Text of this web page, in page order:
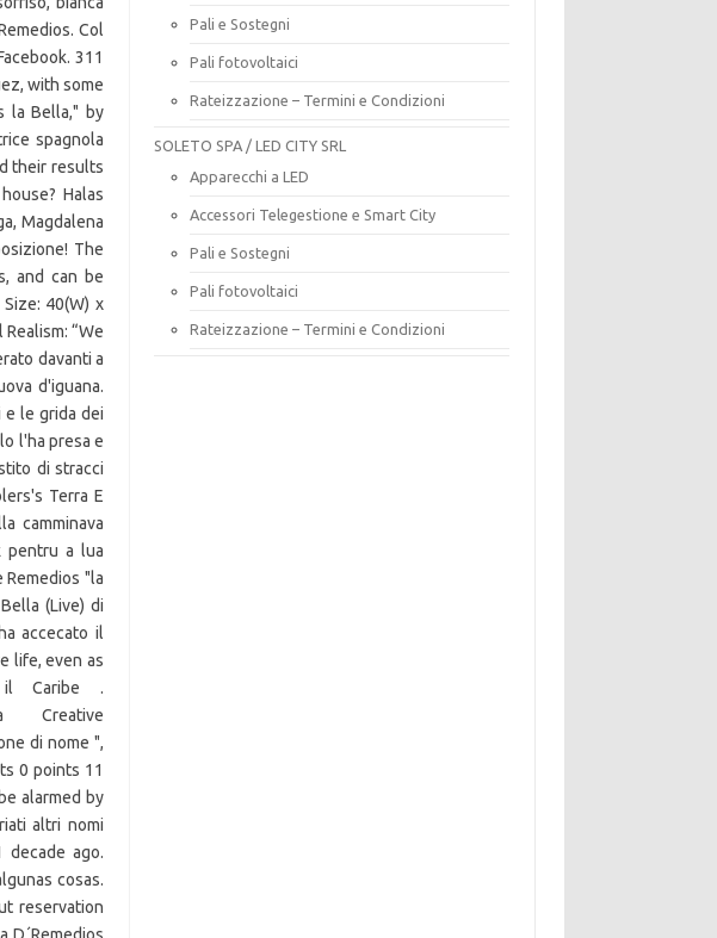
Pali e Sostegni
Pali fotovoltaici
Rateizzazione – Termini e Condizioni
SOLETO SPA / LED CITY SRL
Apparecchi a LED
Accessori Telegestione e Smart City
Pali e Sostegni
Pali fotovoltaici
Rateizzazione – Termini e Condizioni